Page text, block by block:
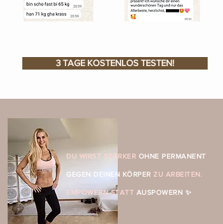
3 TAGE KOSTENLOS TESTEN!
DU WIRST STÄRKER OHNE PERMANENT
GEGEN DEINEN KÖRPER ZU ARBEITEN.
EMPOWERN STATT AUSPOWERN ✨